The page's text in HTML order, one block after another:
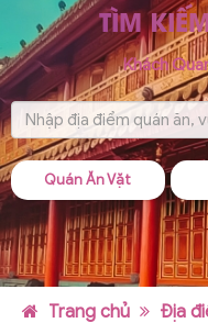
TÌM
Khách
Quán Ăn Vặt
Trang chủ Địa